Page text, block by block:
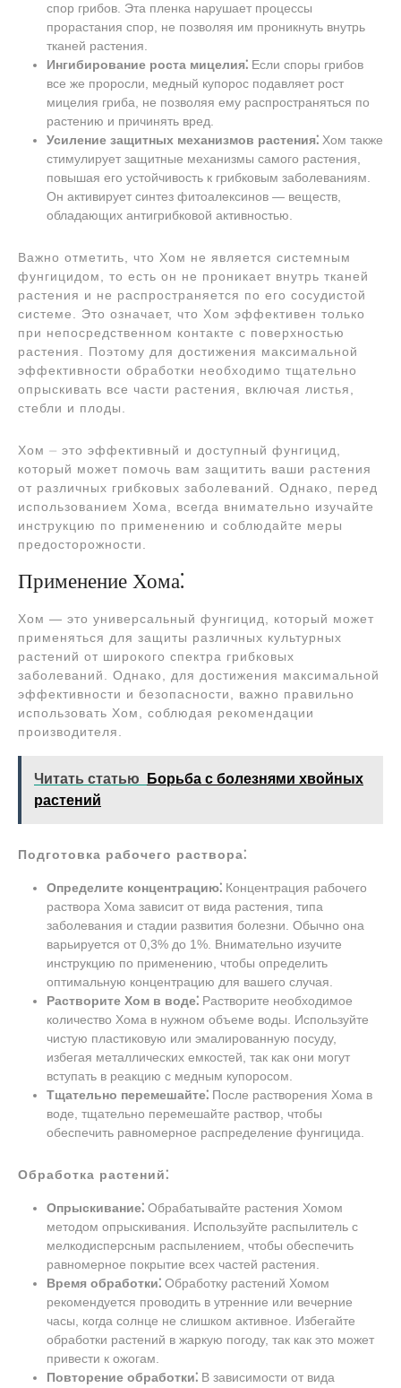
спор грибов. Эта пленка нарушает процессы
прорастания спор, не позволяя им проникнуть внутрь
тканей растения.
Ингибирование роста мицелия⁚ Если споры грибов
все же проросли, медный купорос подавляет рост
мицелия гриба, не позволяя ему распространяться по
растению и причинять вред.
Усиление защитных механизмов растения⁚ Хом также
стимулирует защитные механизмы самого растения,
повышая его устойчивость к грибковым заболеваниям.
Он активирует синтез фитоалексинов — веществ,
обладающих антигрибковой активностью.
Важно отметить, что Хом не является системным
фунгицидом, то есть он не проникает внутрь тканей
растения и не распространяется по его сосудистой
системе. Это означает, что Хом эффективен только
при непосредственном контакте с поверхностью
растения. Поэтому для достижения максимальной
эффективности обработки необходимо тщательно
опрыскивать все части растения, включая листья,
стебли и плоды.
Хом ⏤ это эффективный и доступный фунгицид,
который может помочь вам защитить ваши растения
от различных грибковых заболеваний. Однако, перед
использованием Хома, всегда внимательно изучайте
инструкцию по применению и соблюдайте меры
предосторожности.
Применение Хома⁚
Хом — это универсальный фунгицид, который может
применяться для защиты различных культурных
растений от широкого спектра грибковых
заболеваний. Однако, для достижения максимальной
эффективности и безопасности, важно правильно
использовать Хом, соблюдая рекомендации
производителя.
Читать статью
Борьба с болезнями хвойных
растений
Подготовка рабочего раствора⁚
Определите концентрацию⁚ Концентрация рабочего
раствора Хома зависит от вида растения, типа
заболевания и стадии развития болезни. Обычно она
варьируется от 0,3% до 1%. Внимательно изучите
инструкцию по применению, чтобы определить
оптимальную концентрацию для вашего случая.
Растворите Хом в воде⁚ Растворите необходимое
количество Хома в нужном объеме воды. Используйте
чистую пластиковую или эмалированную посуду,
избегая металлических емкостей, так как они могут
вступать в реакцию с медным купоросом.
Тщательно перемешайте⁚ После растворения Хома в
воде, тщательно перемешайте раствор, чтобы
обеспечить равномерное распределение фунгицида.
Обработка растений⁚
Опрыскивание⁚ Обрабатывайте растения Хомом
методом опрыскивания. Используйте распылитель с
мелкодисперсным распылением, чтобы обеспечить
равномерное покрытие всех частей растения.
Время обработки⁚ Обработку растений Хомом
рекомендуется проводить в утренние или вечерние
часы, когда солнце не слишком активное. Избегайте
обработки растений в жаркую погоду, так как это может
привести к ожогам.
Повторение обработки⁚ В зависимости от вида